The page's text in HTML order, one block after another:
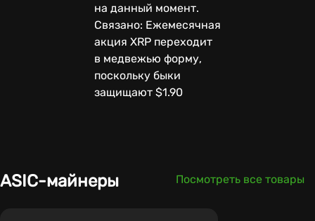
на данный момент.
Связано: Ежемесячная
акция XRP переходит
в медвежью форму,
поскольку быки
защищают $1.90
ASIC-майнеры Посмотреть все товары